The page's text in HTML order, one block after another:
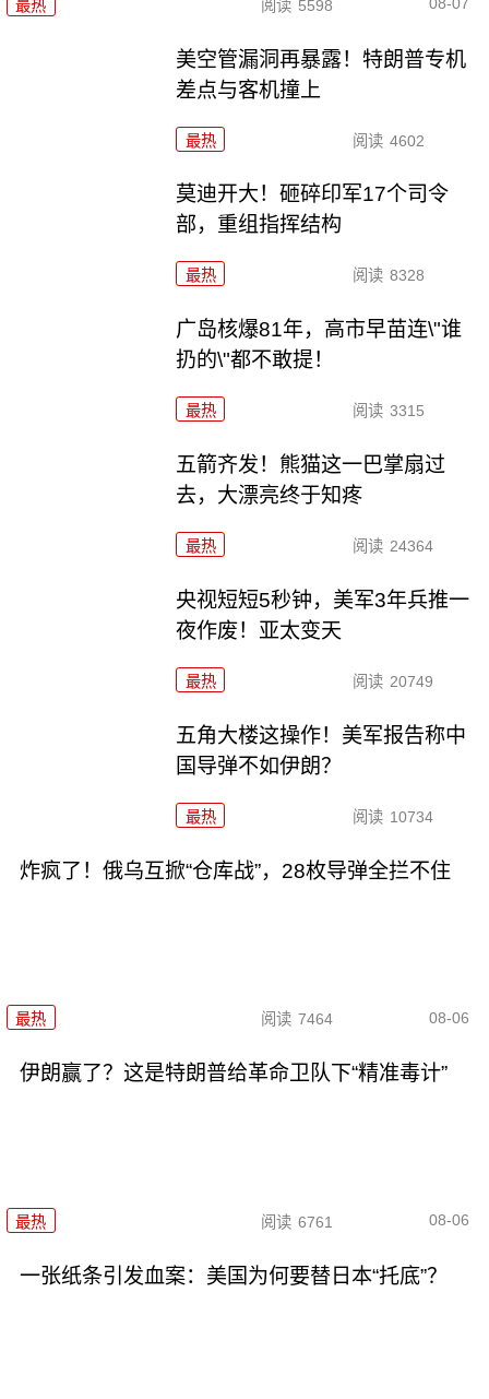
最热 阅读 5598 08-07
美空管漏洞再暴露！特朗普专机
差点与客机撞上
最热 阅读 4602
莫迪开大！砸碎印军17个司令
部，重组指挥结构
最热 阅读 8328
广岛核爆81年，高市早苗连\"谁
扔的\"都不敢提！
最热 阅读 3315
五箭齐发！熊猫这一巴掌扇过
去，大漂亮终于知疼
最热 阅读 24364
央视短短5秒钟，美军3年兵推一
夜作废！亚太变天
最热 阅读 20749
五角大楼这操作！美军报告称中
国导弹不如伊朗？
最热 阅读 10734
炸疯了！俄乌互掀“仓库战”，28枚导弹全拦不住
最热 阅读 7464 08-06
伊朗赢了？这是特朗普给革命卫队下“精准毒计”
最热 阅读 6761 08-06
一张纸条引发血案：美国为何要替日本“托底”？